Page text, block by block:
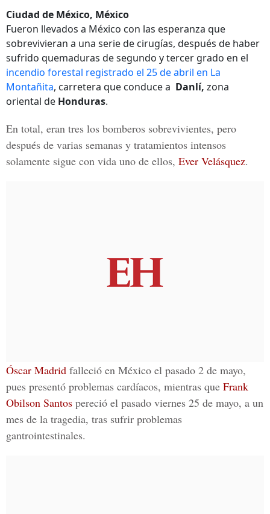
Ciudad de México, México
Fueron llevados a México con las esperanza que
sobrevivieran a una serie de cirugías, después de haber
sufrido quemaduras de segundo y tercer grado en el
incendio forestal registrado el 25 de abril en La
Montañita, carretera que conduce a Danlí, zona
oriental de Honduras.
En total, eran tres los bomberos sobrevivientes, pero
después de varias semanas y tratamientos intensos
solamente sigue con vida uno de ellos, Ever Velásquez.
Óscar Madrid falleció en México el pasado 2 de mayo,
pues presentó problemas cardíacos, mientras que Frank
Obilson Santos pereció el pasado viernes 25 de mayo, a un
mes de la tragedia, tras sufrir problemas
gantrointestinales.